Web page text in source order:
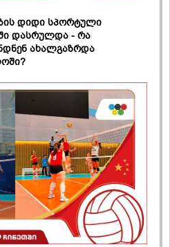
დიდი სპორტული
დასრულდა - რა
ახალგაზრდა